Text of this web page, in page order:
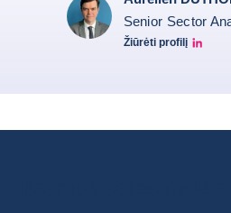
Senior Sector
Žiūrėti profilį
Aurélien Duthoit